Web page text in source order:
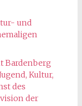
und
Bardenberg
Kultur,
des
der